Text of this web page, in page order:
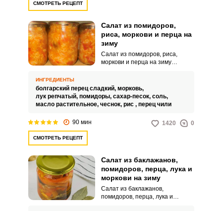
СМОТРЕТЬ РЕЦЕПТ
Салат из помидоров,
риса, моркови и перца на
зиму
Салат из помидоров, риса,
моркови и перца на зиму
потрясающе сытное угощение,
которое уместно не только для
повседневного употребления,
обычно использую всю овощную
ИНГРЕДИЕНТЫ
болгарский перец сладкий, морковь,
лук репчатый, помидоры, сахар-песок, соль,
масло растительное, чеснок, рис , перец чили
90 мин 1420 0
СМОТРЕТЬ РЕЦЕПТ
Салат из баклажанов,
помидоров, перца, лука и
моркови на зиму
Салат из баклажанов,
помидоров, перца, лука и